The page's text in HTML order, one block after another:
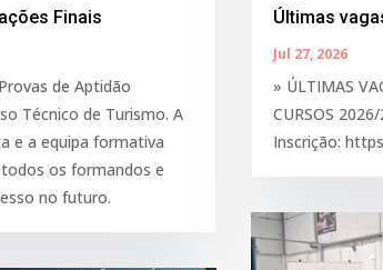
Finais
de Aptidão
Técnico de Turismo. A
e a equipa formativa
os formandos e
no futuro.
Últimas
Jul 27, 2026
» ÚLTIMAS
CURSOS
Inscrição: